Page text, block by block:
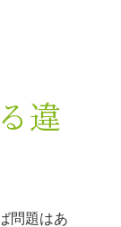
違
問題はあ